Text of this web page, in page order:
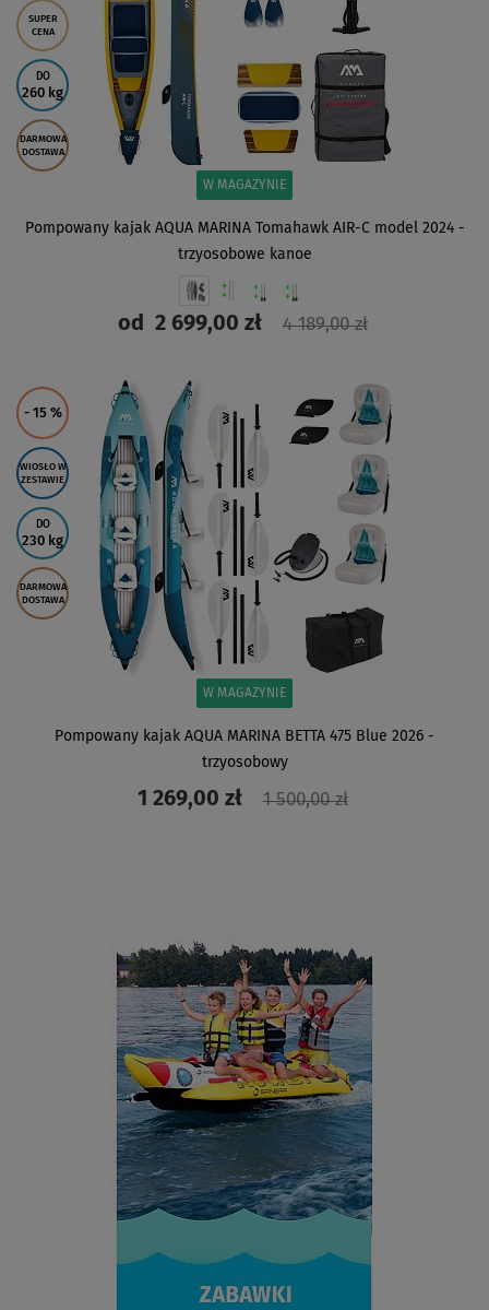
SUPER
CENA
DO
260 kg
DARMOWA
DOSTAWA
W MAGAZYNIE
Pompowany kajak AQUA MARINA Tomahawk AIR-C model 2024 -
trzyosobowe kanoe
od2 699,00 zł 4 189,00 zł
- 15 %
WIOSŁO W
ZESTAWIE
DO
230 kg
DARMOWA
DOSTAWA
W MAGAZYNIE
Pompowany kajak AQUA MARINA BETTA 475 Blue 2026 -
trzyosobowy
1 269,00 zł 1 500,00 zł